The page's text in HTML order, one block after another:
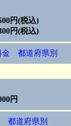
円(税込)
円(税込)
金 都道府県別
円
都道府県別